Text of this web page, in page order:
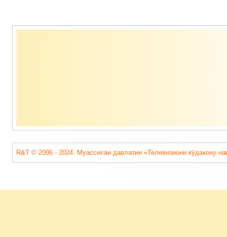
Содержимое
R&T © 2006 - 2024. Муассисаи давлатии «Телевизиони кӯдакону